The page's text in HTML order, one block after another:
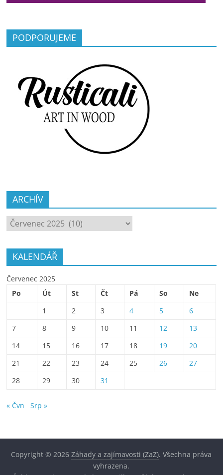
PODPORUJEME
ARCHÍV
ARCHÍV
KALENDÁŘ
Červenec 2025
Po
Út St Čt Pá So
Ne
1
2 3 4 5
6
7
8 9 10 11 12
13
14
15 16 17 18 19
20
21
22 23 24 25 26
27
28
29 30 31
« Čvn Srp »
Copyright © 2026Záhady a zajímavosti (ZaZ). Všechna práva
vyhrazena.